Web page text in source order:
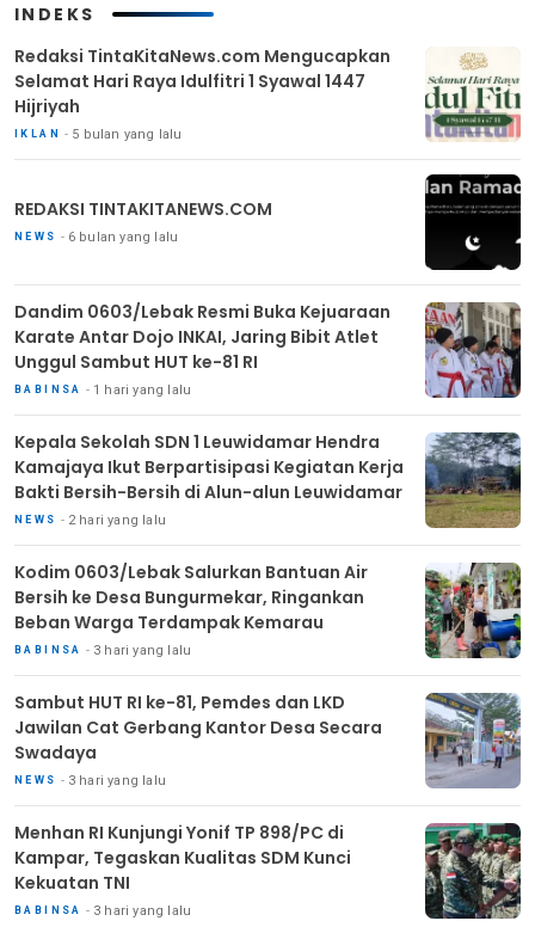
INDEKS
Redaksi TintaKitaNews.com Mengucapkan
Selamat Hari Raya Idulfitri 1 Syawal 1447
Hijriyah
IKLAN 5 bulan yang lalu
REDAKSI TINTAKITANEWS.COM
NEWS 6 bulan yang lalu
Dandim 0603/Lebak Resmi Buka Kejuaraan
Karate Antar Dojo INKAI, Jaring Bibit Atlet
Unggul Sambut HUT ke-81 RI
BABINSA 1 hari yang lalu
Kepala Sekolah SDN 1 Leuwidamar Hendra
Kamajaya Ikut Berpartisipasi Kegiatan Kerja
Bakti Bersih-Bersih di Alun-alun Leuwidamar
NEWS 2 hari yang lalu
Kodim 0603/Lebak Salurkan Bantuan Air
Bersih ke Desa Bungurmekar, Ringankan
Beban Warga Terdampak Kemarau
BABINSA 3 hari yang lalu
Sambut HUT RI ke-81, Pemdes dan LKD
Jawilan Cat Gerbang Kantor Desa Secara
Swadaya
NEWS 3 hari yang lalu
Menhan RI Kunjungi Yonif TP 898/PC di
Kampar, Tegaskan Kualitas SDM Kunci
Kekuatan TNI
BABINSA 3 hari yang lalu